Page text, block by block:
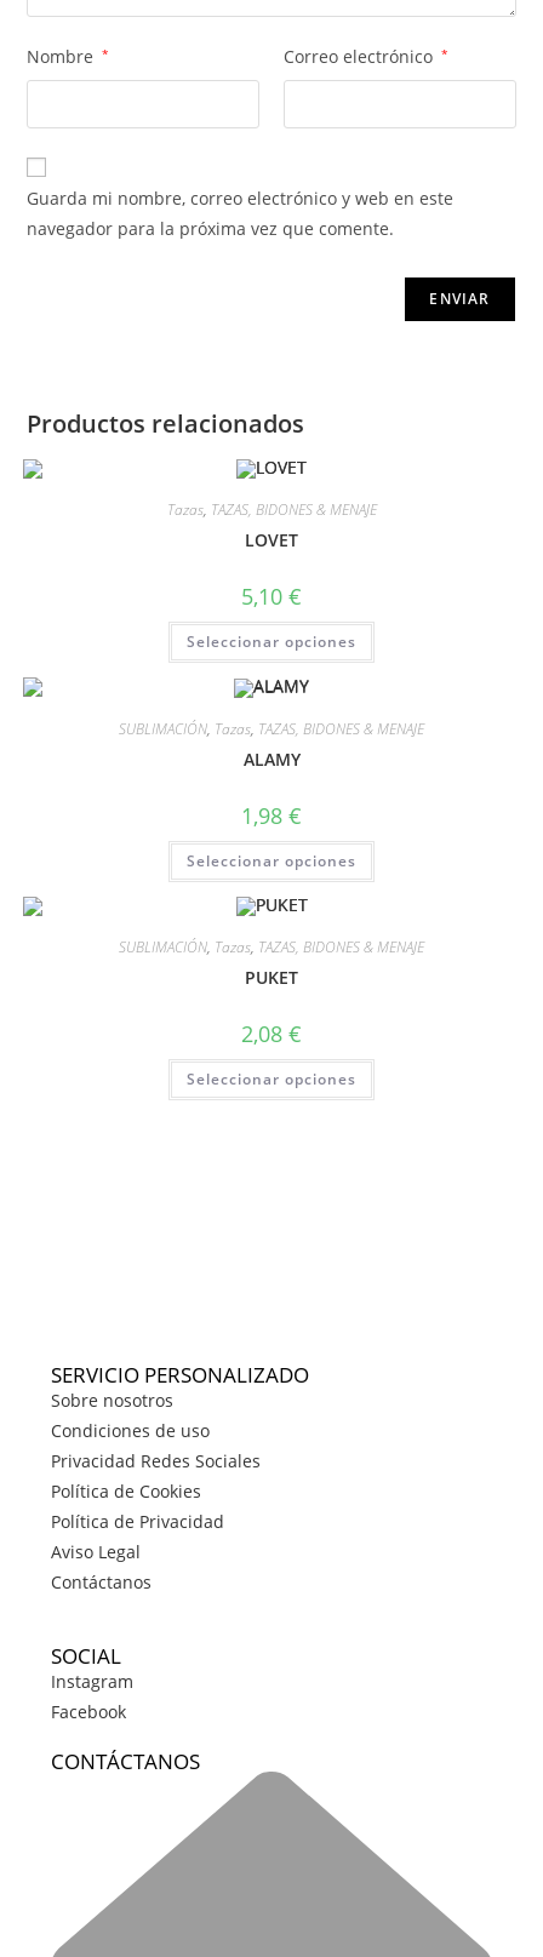
Nombre * Correo electrónico *
Guarda mi nombre, correo electrónico y web en este
navegador para la próxima vez que comente.
Productos relacionados
Tazas, TAZAS, BIDONES & MENAJE
LOVET
5,10 €
Seleccionar opciones
SUBLIMACIÓN, Tazas, TAZAS, BIDONES & MENAJE
ALAMY
1,98 €
Seleccionar opciones
SUBLIMACIÓN, Tazas, TAZAS, BIDONES & MENAJE
PUKET
2,08 €
Seleccionar opciones
SERVICIO PERSONALIZADO
Sobre nosotros
Condiciones de uso
Privacidad Redes Sociales
Política de Cookies
Política de Privacidad
Aviso Legal
Contáctanos
SOCIAL
Instagram
Facebook
CONTÁCTANOS